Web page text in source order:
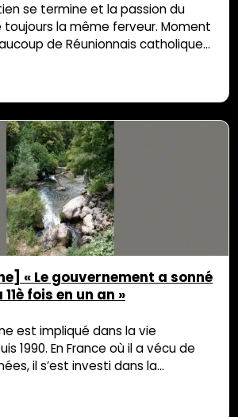
se termine et la passion du
la même ferveur. Moment
de Réunionnais catholiques
compassion à travers la
mort et ressuscité. C’est
plus, je me […]
« Le gouvernement a sonné
fois en un an »
est impliqué dans la vie
1990. En France où il a vécu de
il s’est investi dans la
réunionnaise au travers de
en créant des associations, en